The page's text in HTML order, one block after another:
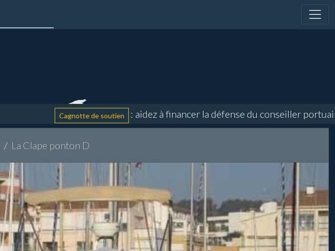
Cagnotte de soutien : aidez à financer la défense du conseiller portuaire et
La Clape ponton D